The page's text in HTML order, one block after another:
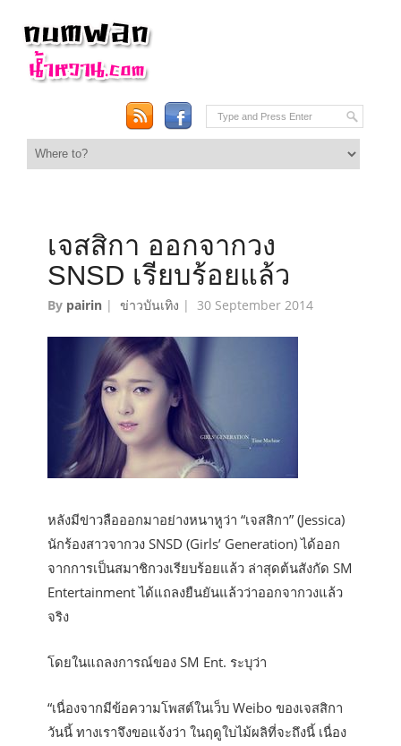
เจสสิกา ออกจากวง
SNSD เรียบร้อยแล้ว
By pairin |ข่าวบันเทิง | 30 September 2014
หลังมีข่าวลือออกมาอย่างหนาหูว่า “เจสสิกา” (Jessica)
นักร้องสาวจากวง SNSD (Girls’ Generation) ได้ออก
จากการเป็นสมาชิกวงเรียบร้อยแล้ว ล่าสุดต้นสังกัด SM
Entertainment ได้แถลงยืนยันแล้วว่าออกจากวงแล้ว
จริง
โดยในแถลงการณ์ของ SM Ent. ระบุว่า
“เนื่องจากมีข้อความโพสต์ในเว็บ Weibo ของเจสสิกา
วันนี้ ทางเราจึงขอแจ้งว่า ในฤดูใบไม้ผลิที่จะถึงนี้ เนื่อง